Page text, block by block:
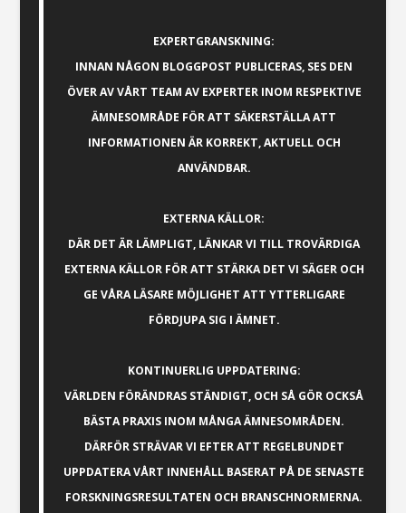
EXPERTGRANSKNING:
INNAN NÅGON BLOGGPOST PUBLICERAS, SES DEN
ÖVER AV VÅRT TEAM AV EXPERTER INOM RESPEKTIVE
ÄMNESOMRÅDE FÖR ATT SÄKERSTÄLLA ATT
INFORMATIONEN ÄR KORREKT, AKTUELL OCH
ANVÄNDBAR.
EXTERNA KÄLLOR:
DÄR DET ÄR LÄMPLIGT, LÄNKAR VI TILL TROVÄRDIGA
EXTERNA KÄLLOR FÖR ATT STÄRKA DET VI SÄGER OCH
GE VÅRA LÄSARE MÖJLIGHET ATT YTTERLIGARE
FÖRDJUPA SIG I ÄMNET.
KONTINUERLIG UPPDATERING:
VÄRLDEN FÖRÄNDRAS STÄNDIGT, OCH SÅ GÖR OCKSÅ
BÄSTA PRAXIS INOM MÅNGA ÄMNESOMRÅDEN.
DÄRFÖR STRÄVAR VI EFTER ATT REGELBUNDET
UPPDATERA VÅRT INNEHÅLL BASERAT PÅ DE SENASTE
FORSKNINGSRESULTATEN OCH BRANSCHNORMERNA.